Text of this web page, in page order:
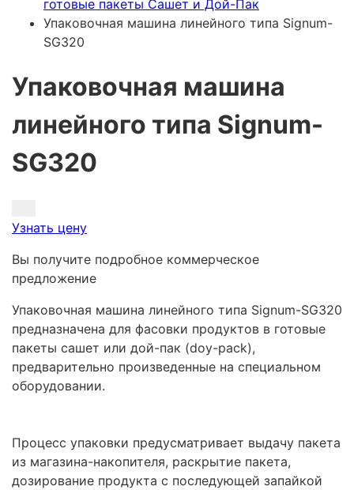
готовые пакеты Сашет и Дой-Пак
Упаковочная машина линейного типа Signum-
SG320
Упаковочная машина
линейного типа Signum-
SG320
Узнать цену
Вы получите подробное коммерческое
предложение
Упаковочная машина линейного типа Signum-SG320
предназначена для фасовки продуктов в готовые
пакеты сашет или дой-пак (doy-pack),
предварительно произведенные на специальном
оборудовании.
Процесс упаковки предусматривает выдачу пакета
из магазина-накопителя, раскрытие пакета,
дозирование продукта с последующей запайкой